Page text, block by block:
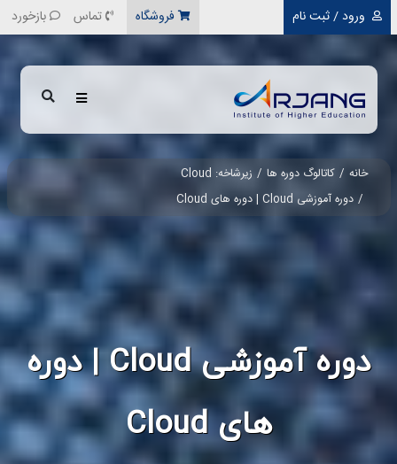
رفتن به محتوای اصلی ورود / ثبت نام فروشگاه تماس بازخورد
خانه کاتالوگ دوره ها
زیرشاخه: Cloud
دوره آموزشی Cloud | دوره های Cloud
دوره آموزشی Cloud | دوره
های Cloud